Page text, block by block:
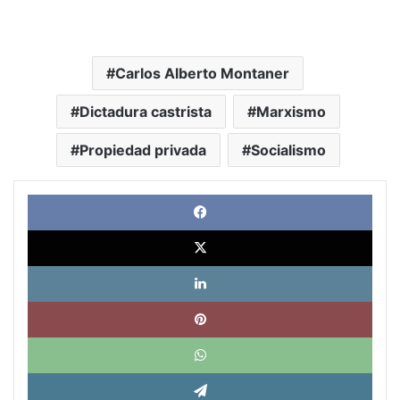
Carlos Alberto Montaner
Dictadura castrista Marxismo
Propiedad privada Socialismo
X